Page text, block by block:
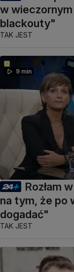
w
blackouty"
TAK JEST
9 min
Rozłam
na tym, że po
dogadać"
TAK JEST